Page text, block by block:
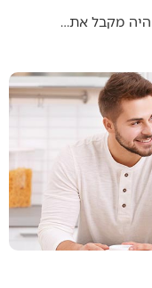
היה מקבל את…